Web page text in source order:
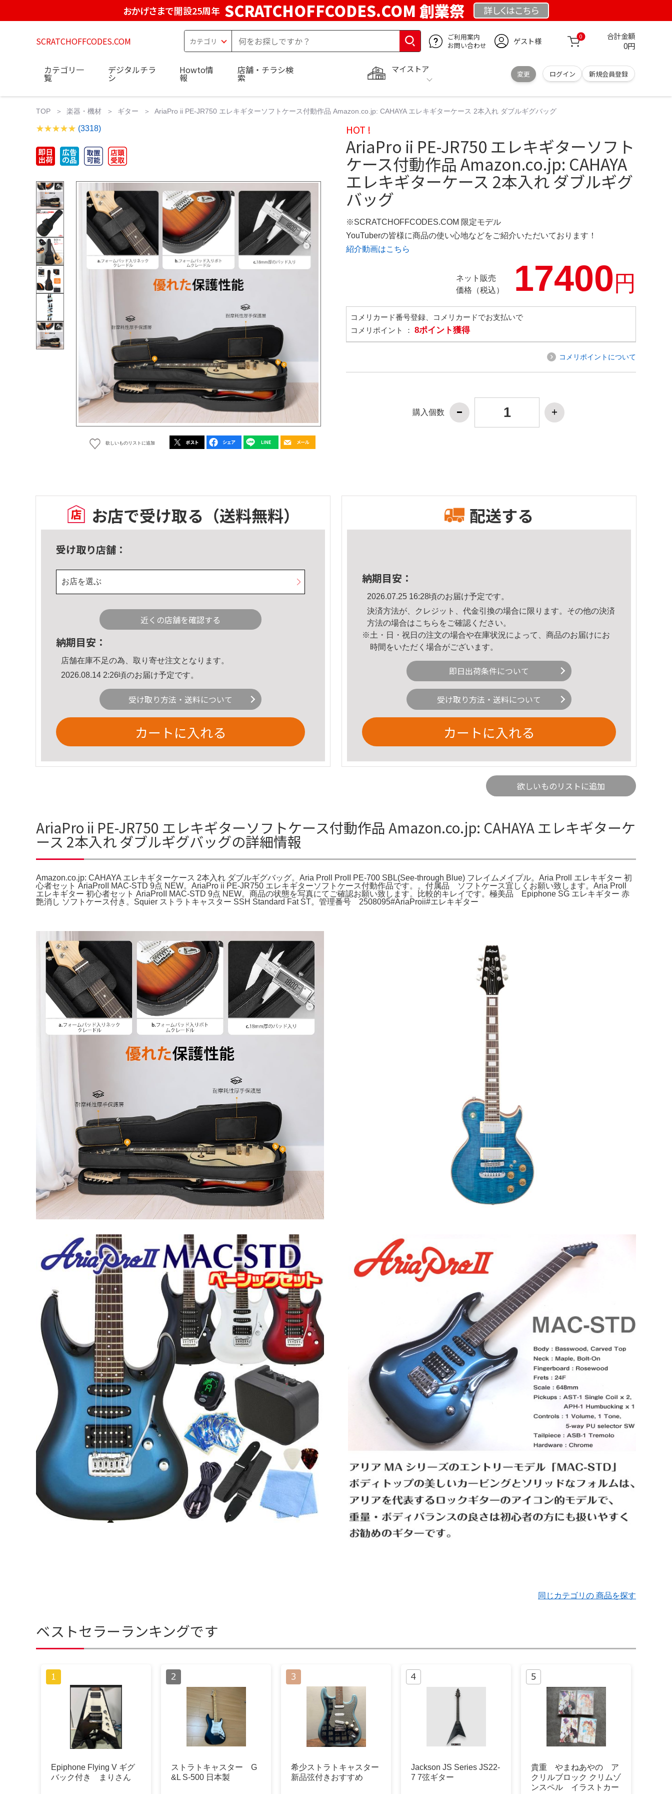
おかげさまで開設25周年 SCRATCHOFFCODES.COM 創業祭 詳しくはこちら
SCRATCHOFFCODES.COM
ご利用案内
お問い合わせ
ゲスト様 0 合計金額
0円
マイストア
変更 ログイン 新規会員登録
カテゴリ一
覧
デジタルチラ
シ
Howto情
報
店舗・チラシ検
索
TOP 楽器・機材 ギター AriaPro ii PE-JR750 エレキギターソフトケース付動作品 Amazon.co.jp: CAHAYA エレキギターケース 2本入れ ダブルギグバッグ
(3318)
欲しいものリストに追加
HOT !
AriaPro ii PE-JR750 エレキギターソフト
ケース付動作品 Amazon.co.jp: CAHAYA
エレキギターケース 2本入れ ダブルギグ
バッグ
※SCRATCHOFFCODES.COM 限定モデル
YouTuberの皆様に商品の使い心地などをご紹介いただいております！
紹介動画はこちら
ネット販売
価格（税込）
17400円
コメリカード番号登録、コメリカードでお支払いで
コメリポイント ： 8ポイント獲得
コメリポイントについて
購入個数
お店で受け取る （送料無料）
受け取り店舗：
お店を選ぶ
近くの店舗を確認する
納期目安：
店舗在庫不足の為、取り寄せ注文となります。
2026.08.14 2:26頃のお届け予定です。
受け取り方法・送料について
カートに入れる
配送する
納期目安：
2026.07.25 16:28頃のお届け予定です。
決済方法が、クレジット、代金引換の場合に限ります。その他の決済
方法の場合はこちら をご確認ください。
※土・日・祝日の注文の場合や在庫状況によって、商品のお届けにお
時間をいただく場合がございます。
即日出荷条件について
受け取り方法・送料について
カートに入れる
欲しいものリストに追加
AriaPro ii PE-JR750 エレキギターソフトケース付動作品 Amazon.co.jp: CAHAYA エレキギターケ
ース 2本入れ ダブルギグバッグの詳細情報
Amazon.co.jp: CAHAYA エレキギターケース 2本入れ ダブルギグバッグ。Aria Proll ProII PE-700 SBL(See-through Blue) フレイムメイプル。Aria Proll エレキギター 初
心者セット AriaProII MAC-STD 9点 NEW。AriaPro ii PE-JR750 エレキギターソフトケース付動作品です。。付属品 ソフトケース宜しくお願い致します。Aria Proll
エレキギター 初心者セット AriaProII MAC-STD 9点 NEW。商品の状態を写真にてご確認お願い致します。比較的キレイです。極美品 Epiphone SG エレキギター 赤
艶消し ソフトケース付き。Squier ストラトキャスター SSH Standard Fat ST。管理番号 2508095#AriaProii#エレキギター
同じカテゴリの 商品を探す
ベストセラーランキングです
Epiphone Flying V ギグ
バック付き まりさん
ストラトキャスター G
&L S-500 日本製
希少ストラトキャスター
新品弦付きおすすめ
Jackson JS Series JS22-
7 7弦ギター
貴重 やまねあやの ア
クリルブロック クリムゾ
ンスペル イラストカー